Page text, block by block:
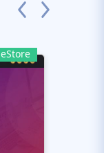
eStore